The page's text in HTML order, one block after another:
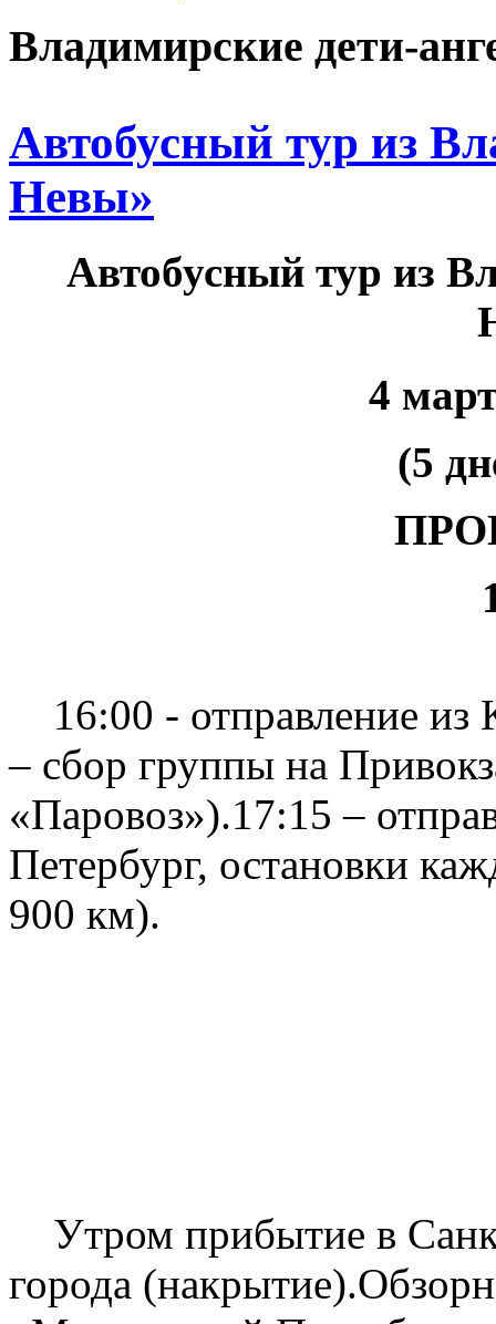
Владимирские дети-
Автобусный тур из
Невы»
Автобусный тур из
4
(5
16:00 - отправление из
– сбор группы на
«Паровоз»).17:15 –
Петербург, остановки
900 км).
Утром прибытие в
города